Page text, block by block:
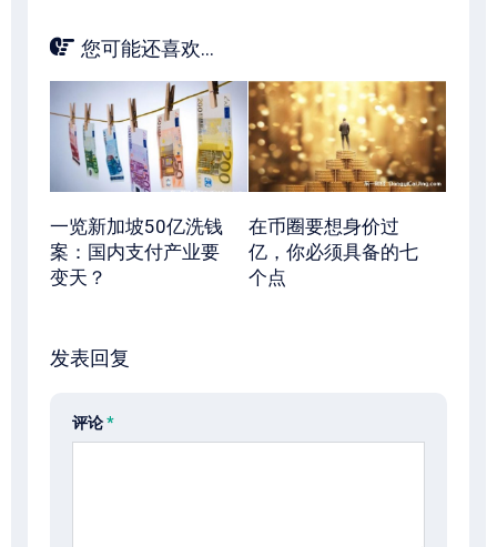
您可能还喜欢...
一览新加坡50亿洗钱
案：国内支付产业要
变天？
在币圈要想身价过
亿，你必须具备的七
个点
发表回复
评论*